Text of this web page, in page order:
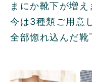
まにか靴下が増え
今は3種類ご用意
全部惚れ込んだ靴